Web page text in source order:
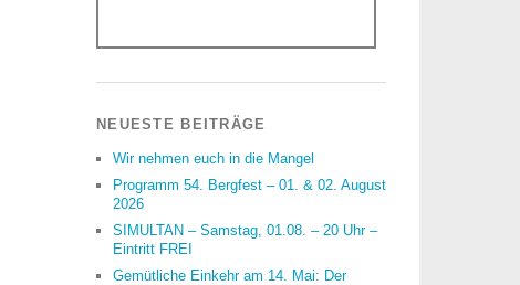
NEUESTE BEITRÄGE
Wir nehmen euch in die Mangel
Programm 54. Bergfest – 01. & 02. August
2026
SIMULTAN – Samstag, 01.08. – 20 Uhr –
Eintritt FREI
Gemütliche Einkehr am 14. Mai: Der